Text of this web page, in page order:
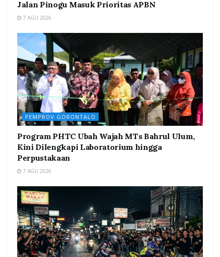
Jalan Pinogu Masuk Prioritas APBN
7 AGU 2026
PEMPROV GORONTALO
Program PHTC Ubah Wajah MTs Bahrul Ulum,
Kini Dilengkapi Laboratorium hingga
Perpustakaan
7 AGU 2026